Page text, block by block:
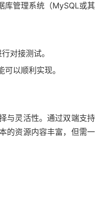
库管理系统（MySQL或其
对接测试。
以顺利实现。
与灵活性。通过双端支持
的资源内容丰富，但需一